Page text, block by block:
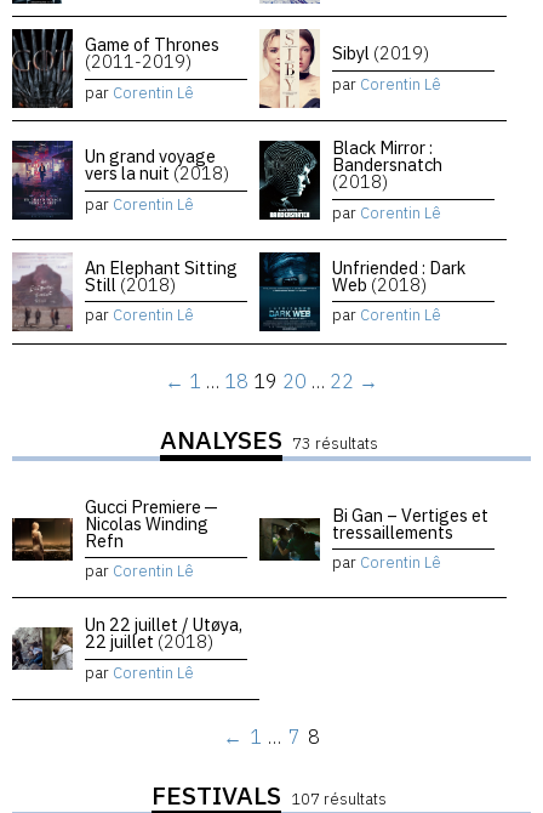
Game of Thrones
(2011-2019)
par Corentin Lê
Sibyl (2019)
par Corentin Lê
Un grand voyage
vers la nuit (2018)
par Corentin Lê
Black Mirror :
Bandersnatch
(2018)
par Corentin Lê
An Elephant Sitting
Still (2018)
par Corentin Lê
Unfriended : Dark
Web (2018)
par Corentin Lê
← 1 … 18 19 20 … 22 →
ANALYSES 73 résultats
Gucci Premiere —
Nicolas Winding
Refn
par Corentin Lê
Bi Gan – Vertiges et
tressaillements
par Corentin Lê
Un 22 juillet / Utøya,
22 juillet (2018)
par Corentin Lê
← 1 … 7 8
FESTIVALS 107 résultats